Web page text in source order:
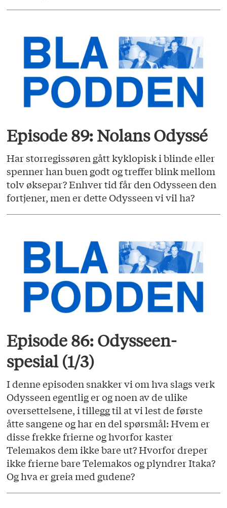
Episode 89: Nolans Odyssé
Har storregissøren gått kyklopisk i blinde eller
spenner han buen godt og treffer blink mellom
tolv øksepar? Enhver tid får den Odysseen den
fortjener, men er dette Odysseen vi vil ha?
Episode 86: Odysseen-
spesial (1/3)
I denne episoden snakker vi om hva slags verk
Odysseen egentlig er og noen av de ulike
oversettelsene, i tillegg til at vi lest de første
åtte sangene og har en del spørsmål: Hvem er
disse frekke frierne og hvorfor kaster
Telemakos dem ikke bare ut? Hvorfor dreper
ikke frierne bare Telemakos og plyndrer Itaka?
Og hva er greia med gudene?